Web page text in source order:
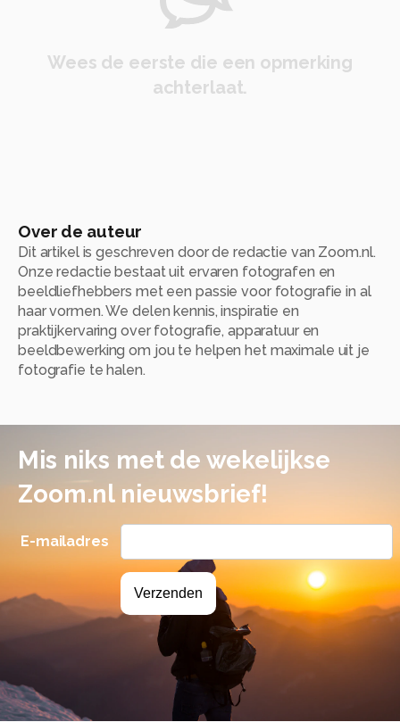
Wees de eerste die een opmerking
achterlaat.
Over de auteur
Dit artikel is geschreven door de redactie van Zoom.nl.
Onze redactie bestaat uit ervaren fotografen en
beeldliefhebbers met een passie voor fotografie in al
haar vormen. We delen kennis, inspiratie en
praktijkervaring over fotografie, apparatuur en
beeldbewerking om jou te helpen het maximale uit je
fotografie te halen.
Mis niks met de wekelijkse
Zoom.nl nieuwsbrief!
E-mailadres